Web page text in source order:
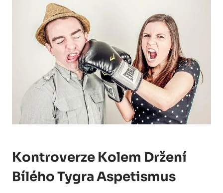
Kontroverze Kolem Držení
‍bílého Tygra Aspetismus